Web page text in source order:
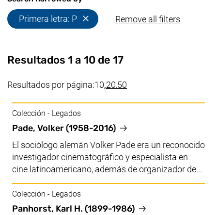
Primera letra: P(Eliminar filtro)Remove all filters
Resultados 1 a 10 de 17
Resultados por página:10 (valor actual)
,20,50
Pade, Volker (1958-2016)
Colección - Legados
El sociólogo alemán Volker Pade era un reconocido
investigador cinematográfico y especialista en
cine latinoamericano, además de organizador de...
Panhorst, Karl H. (1899-1986)
Colección - Legados